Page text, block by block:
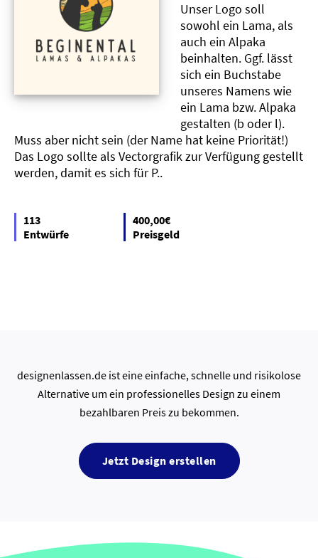
Unser Logo soll
sowohl ein Lama, als
auch ein Alpaka
beinhalten. Ggf. lässt
sich ein Buchstabe
unseres Namens wie
ein Lama bzw. Alpaka
gestalten (b oder l).
Muss aber nicht sein (der Name hat keine Priorität!)
Das Logo sollte als Vectorgrafik zur Verfügung gestellt
werden, damit es sich für P..
113
Entwürfe
400,00€
Preisgeld
designenlassen.de ist eine einfache, schnelle und risikolose
Alternative um ein professionelles Design zu einem
bezahlbaren Preis zu bekommen.
Jetzt Design erstellen